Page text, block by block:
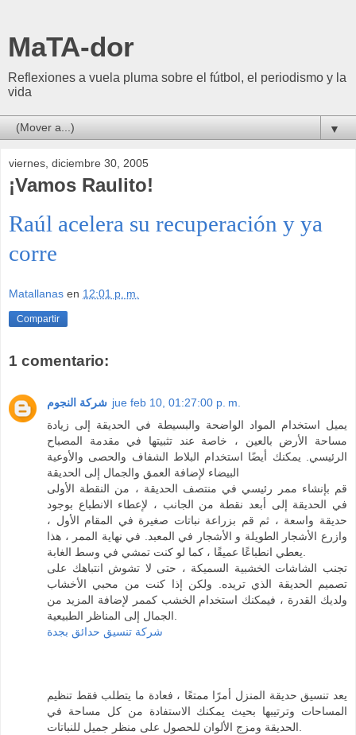
MaTA-dor
Reflexiones a vuela pluma sobre el fútbol, el periodismo y la
vida
▼
viernes, diciembre 30, 2005
¡Vamos Raulito!
Raúl acelera su recuperación y ya
corre
Matallanas en 12:01 p. m.
Compartir
1 comentario:
شركة النجوم jue feb 10, 01:27:00 p. m.
يميل استخدام المواد الواضحة والبسيطة في الحديقة إلى زيادة
مساحة الأرض بالعين ، خاصة عند تثبيتها في مقدمة المصباح
الرئيسي. يمكنك أيضًا استخدام البلاط الشفاف والحصى والأوعية
البيضاء لإضافة العمق والجمال إلى الحديقة
قم بإنشاء ممر رئيسي في منتصف الحديقة ، من النقطة الأولى
في الحديقة إلى أبعد نقطة من الجانب ، لإعطاء الانطباع بوجود
حديقة واسعة ، ثم قم بزراعة نباتات صغيرة في المقام الأول ،
وازرع الأشجار الطويلة و الأشجار في المعبد. في نهاية الممر ، هذا
تجنب الشاشات الخشبية السميكة ، حتى لا تشوش انتباهك على
تصميم الحديقة الذي تريده. ولكن إذا كنت من محبي الأخشاب
ولديك القدرة ، فيمكنك استخدام الخشب كممر لإضافة المزيد من
شركة تنسيق حدائق بجدة
يعد تنسيق حديقة المنزل أمرًا ممتعًا ، فعادة ما يتطلب فقط تنظيم
المساحات وترتيبها بحيث يمكنك الاستفادة من كل مساحة في